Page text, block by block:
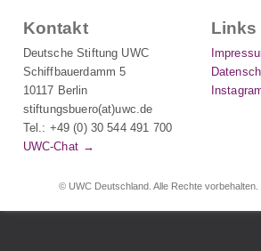
g
a
t
o
n
Kontakt
Deutsche Stiftung UWC
Schiffbauerdamm 5
10117 Berlin
stiftungsbuero(at)uwc.de
Tel.: +49 (0) 30 544 491 700
UWC-Chat
Links
© UWC Deutschland. Alle Rechte vorbehalten.